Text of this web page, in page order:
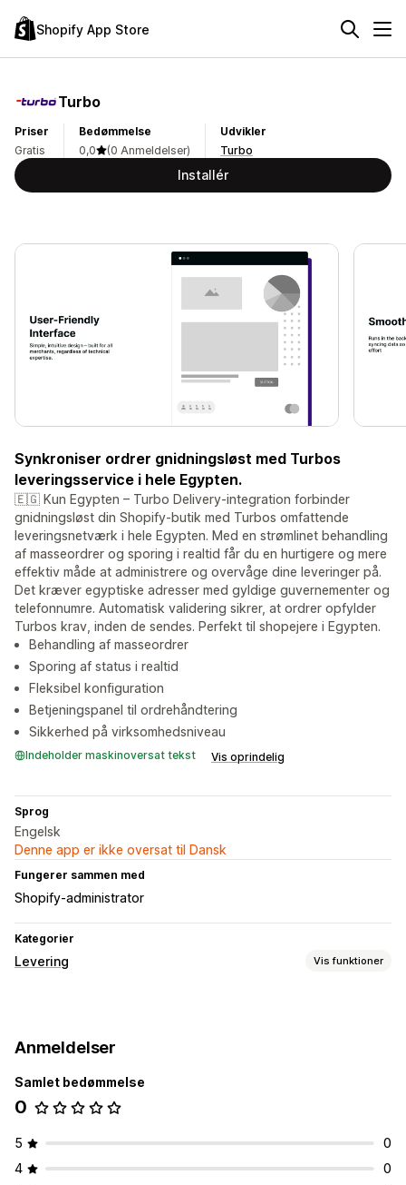
Shopify App Store
Turbo
Priser
Gratis
Bedømmelse
0,0
(0 Anmeldelser)
Udvikler
Turbo
Installér
Synkroniser ordrer gnidningsløst med Turbos
leveringsservice i hele Egypten.
🇪🇬 Kun Egypten – Turbo Delivery-integration forbinder
gnidningsløst din Shopify-butik med Turbos omfattende
leveringsnetværk i hele Egypten. Med en strømlinet behandling
af masseordrer og sporing i realtid får du en hurtigere og mere
effektiv måde at administrere og overvåge dine leveringer på.
Det kræver egyptiske adresser med gyldige guvernementer og
telefonnumre. Automatisk validering sikrer, at ordrer opfylder
Turbos krav, inden de sendes. Perfekt til shopejere i Egypten.
Behandling af masseordrer
Sporing af status i realtid
Fleksibel konfiguration
Betjeningspanel til ordrehåndtering
Sikkerhed på virksomhedsniveau
Indeholder maskinoversat tekst Vis oprindelig
Sprog
Engelsk
Denne app er ikke oversat til Dansk
Fungerer sammen med
Shopify-administrator
Kategorier
Levering Vis funktioner
Ordresynkronisering
Anmeldelser
Samlet bedømmelse
0
5
0
4
0